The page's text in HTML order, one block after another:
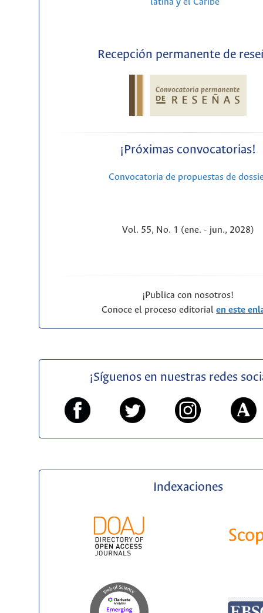
Recepción permanente de
¡Próximas convocatorias!
Convocatoria de propuestas de
Vol. 55, No. 1 (ene. - jun., 2028)
¡Publica con nosotros!
Conoce el proceso editorialen este
¡Síguenos en nuestras redes
Indexaciones